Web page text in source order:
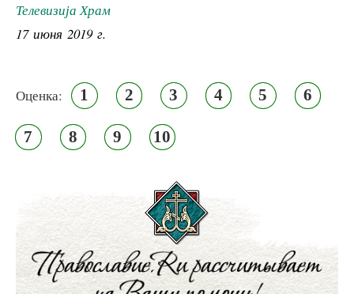
Телевизија Храм
17 июня 2019 г.
Оценка: 1 2 3 4 5 6
7 8 9 10